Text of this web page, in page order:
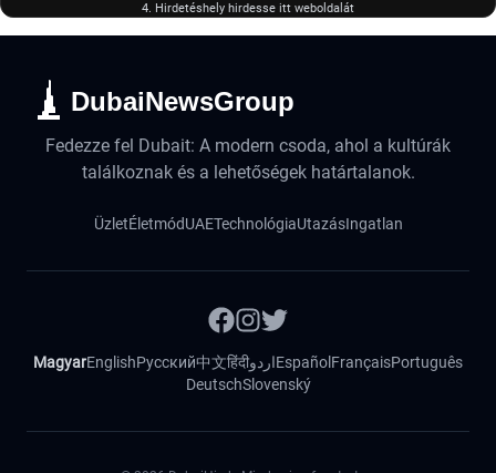
4. Hirdetéshely hirdesse itt weboldalát
DubaiNewsGroup
Fedezze fel Dubait: A modern csoda, ahol a kultúrák
találkoznak és a lehetőségek határtalanok.
ÜzletÉletmódUAETechnológiaUtazásIngatlan
MagyarEnglishРусский中文हिंदीاردوEspañol FrançaisPortuguês
DeutschSlovenský